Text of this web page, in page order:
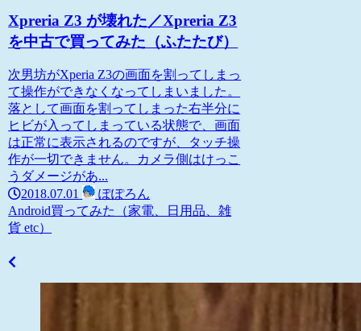
Xpreria Z3 が壊れた／Xpreria Z3
を中古で買ってみた（ふたたび）
次男坊がXperia Z3の画面を割ってしまっ
て操作ができなくなってしまいました。
落として画面を割ってしまった右半分に
ヒビが入ってしまっている状態で、画面
は正常に表示されるのですが、タッチ操
作が一切できません。カメラ側はけっこ
うダメージがあ...
2018.07.01
ぽぽろん
Android買ってみた（家電、日用品、雑
貨 etc）